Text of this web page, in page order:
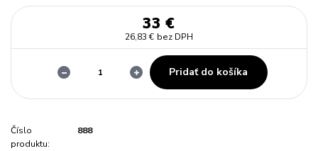
33 €
26,83 € bez DPH
Pridať do košíka
Číslo
produktu:
888